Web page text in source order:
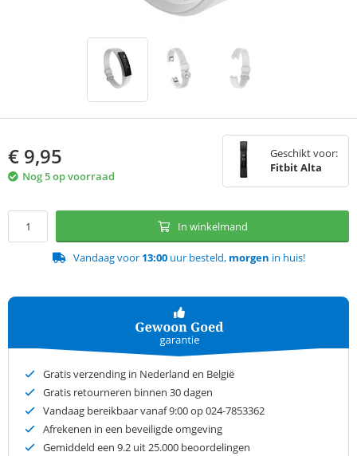
€ 9,95
Nog 5 op voorraad
Geschikt voor:
Fitbit Alta
In winkelmand
Vandaag voor 13:00uur besteld, morgen in huis!
Gratis verzending in Nederland en België
Gratis retourneren binnen 30 dagen
Vandaag bereikbaar vanaf 9:00 op 024-7853362
Afrekenen in een beveiligde omgeving
Gemiddeld een 9.2 uit 25.000 beoordelingen